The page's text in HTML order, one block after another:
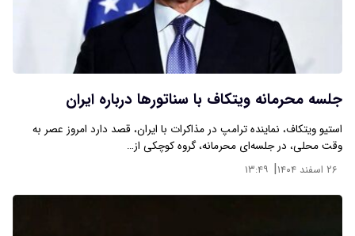
جلسه محرمانه ویتکاف با سناتورها درباره ایران
استیو ویتکاف، نماینده ترامپ در مذاکرات با ایران، قصد دارد امروز عصر به
وقت محلی، در جلسه‌ای محرمانه، گروه کوچکی از…
۲۶ اسفند ۱۴۰۴ | ۱۳:۴۹